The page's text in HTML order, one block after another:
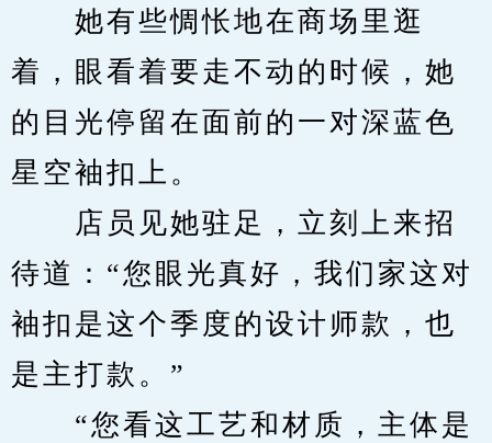
她有些惆怅地在商场里逛
着，眼看着要走不动的时候，她
的目光停留在面前的一对深蓝色
星空袖扣上。
店员见她驻足，立刻上来招
待道：“您眼光真好，我们家这对
袖扣是这个季度的设计师款，也
是主打款。”
“您看这工艺和材质，主体是